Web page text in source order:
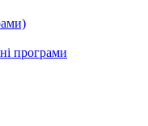
програми